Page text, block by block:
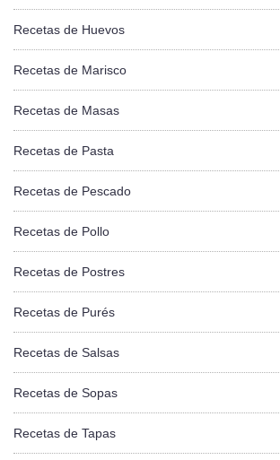
Recetas de Huevos
Recetas de Marisco
Recetas de Masas
Recetas de Pasta
Recetas de Pescado
Recetas de Pollo
Recetas de Postres
Recetas de Purés
Recetas de Salsas
Recetas de Sopas
Recetas de Tapas